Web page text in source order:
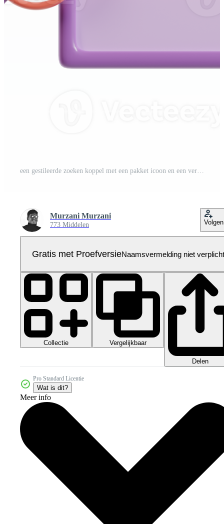
een gestileerde zoeken koppel met een pakket icoon en een vergroten glas. Pro PNG
Murzani Murzani
773 Middelen Volgen
Gratis met ProefversieNaamsvermelding niet verplicht
Collectie Vergelijkbaar
Delen
Pro Standard Licentie
Wat is dit?
Meer info